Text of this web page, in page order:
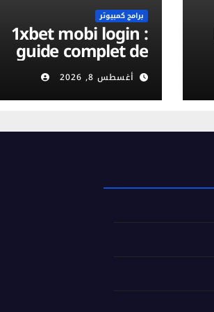
برامج كمبيوتر
1xbet mobi login :
guide complet de
vérification du
compte et sécurité
mobile
أغسطس 8, 2026